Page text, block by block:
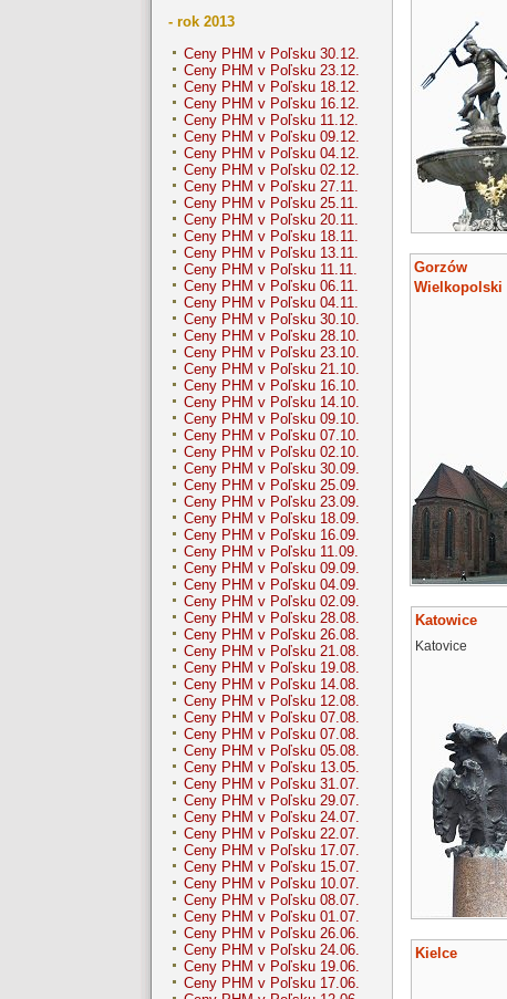
- rok 2013
Ceny PHM v Poľsku 30.12.
Ceny PHM v Poľsku 23.12.
Ceny PHM v Poľsku 18.12.
Ceny PHM v Poľsku 16.12.
Ceny PHM v Poľsku 11.12.
Ceny PHM v Poľsku 09.12.
Ceny PHM v Poľsku 04.12.
Ceny PHM v Poľsku 02.12.
Ceny PHM v Poľsku 27.11.
Ceny PHM v Poľsku 25.11.
Ceny PHM v Poľsku 20.11.
Ceny PHM v Poľsku 18.11.
Ceny PHM v Poľsku 13.11.
Ceny PHM v Poľsku 11.11.
Ceny PHM v Poľsku 06.11.
Ceny PHM v Poľsku 04.11.
Ceny PHM v Poľsku 30.10.
Ceny PHM v Poľsku 28.10.
Ceny PHM v Poľsku 23.10.
Ceny PHM v Poľsku 21.10.
Ceny PHM v Poľsku 16.10.
Ceny PHM v Poľsku 14.10.
Ceny PHM v Poľsku 09.10.
Ceny PHM v Poľsku 07.10.
Ceny PHM v Poľsku 02.10.
Ceny PHM v Poľsku 30.09.
Ceny PHM v Poľsku 25.09.
Ceny PHM v Poľsku 23.09.
Ceny PHM v Poľsku 18.09.
Ceny PHM v Poľsku 16.09.
Ceny PHM v Poľsku 11.09.
Ceny PHM v Poľsku 09.09.
Ceny PHM v Poľsku 04.09.
Ceny PHM v Poľsku 02.09.
Ceny PHM v Poľsku 28.08.
Ceny PHM v Poľsku 26.08.
Ceny PHM v Poľsku 21.08.
Ceny PHM v Poľsku 19.08.
Ceny PHM v Poľsku 14.08.
Ceny PHM v Poľsku 12.08.
Ceny PHM v Poľsku 07.08.
Ceny PHM v Poľsku 07.08.
Ceny PHM v Poľsku 05.08.
Ceny PHM v Poľsku 13.05.
Ceny PHM v Poľsku 31.07.
Ceny PHM v Poľsku 29.07.
Ceny PHM v Poľsku 24.07.
Ceny PHM v Poľsku 22.07.
Ceny PHM v Poľsku 17.07.
Ceny PHM v Poľsku 15.07.
Ceny PHM v Poľsku 10.07.
Ceny PHM v Poľsku 08.07.
Ceny PHM v Poľsku 01.07.
Ceny PHM v Poľsku 26.06.
Ceny PHM v Poľsku 24.06.
Ceny PHM v Poľsku 19.06.
Ceny PHM v Poľsku 17.06.
Gorzów
Wielkopolski
Katowice
Katovice
Kielce